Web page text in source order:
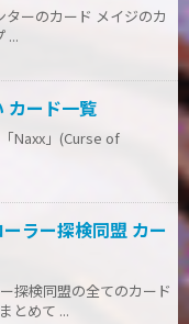
ーのカード メイジのカ
...
カード一覧
Naxx」(Curse of
ラー探検同盟 カー
探検同盟の全てのカード
とめて ...